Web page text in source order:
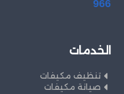
966
الخدمات
تنظيف مكيفات
صيانة مكيفات